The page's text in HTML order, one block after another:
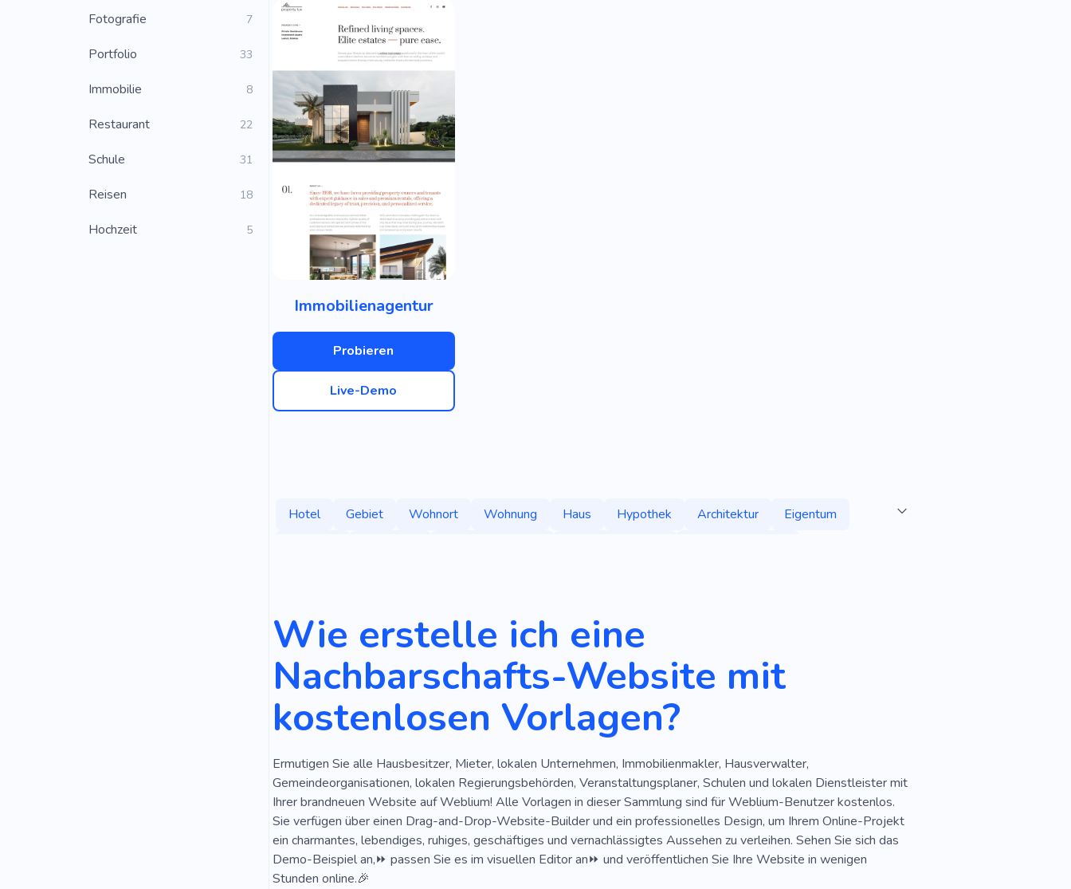
Fotografie 7
Portfolio 33
Immobilie 8
Restaurant 22
Schule 31
Reisen 18
Hochzeit 5
Immobilienagentur
Probieren
Live-Demo
Hotel Gebiet Wohnort Wohnung Haus Hypothek Architektur
Eigentum
Wie erstelle ich eine
Nachbarschafts-Website mit
kostenlosen Vorlagen?
Ermutigen Sie alle Hausbesitzer, Mieter, lokalen Unternehmen, Immobilienmakler, Hausverwalter,
Gemeindeorganisationen, lokalen Regierungsbehörden, Veranstaltungsplaner, Schulen und lokalen Dienstleister mit
Ihrer brandneuen Website auf Weblium! Alle Vorlagen in dieser Sammlung sind für Weblium-Benutzer kostenlos.
Sie verfügen über einen Drag-and-Drop-Website-Builder und ein professionelles Design, um Ihrem Online-Projekt
ein charmantes, lebendiges, ruhiges, geschäftiges und vernachlässigtes Aussehen zu verleihen. Sehen Sie sich das
Demo-Beispiel an,⏩ passen Sie es im visuellen Editor an⏩ und veröffentlichen Sie Ihre Website in wenigen
Stunden online.🎉